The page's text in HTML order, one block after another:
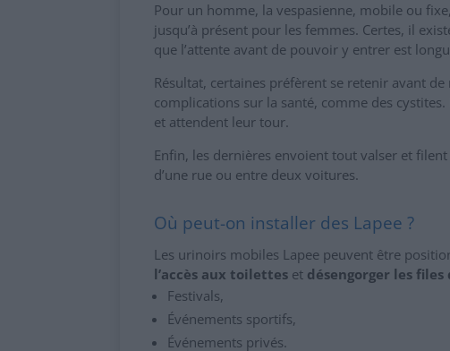
Pour un homme, la vespasienne, mobile ou
jusqu’à présent pour les femmes. Certes, il
que l’attente avant de pouvoir y entrer est
Résultat, certaines préfèrent se retenir avant
complications sur la santé, comme des
et attendent leur tour.
Enfin, les dernières envoient tout valser et
d’une rue ou entre deux voitures.
Où peut-on installer des Lapee ?
Les urinoirs mobiles Lapee peuvent être
l’accès aux toilettes et désengorger les files
Festivals,
Événements sportifs,
Événements privés.